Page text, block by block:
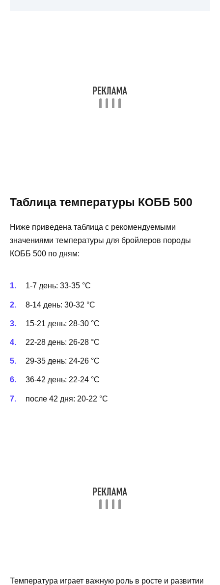
Таблица температуры КОББ 500
Ниже приведена таблица с рекомендуемыми
значениями температуры для бройлеров породы
КОББ 500 по дням:
1-7 день: 33-35 °C
8-14 день: 30-32 °C
15-21 день: 28-30 °C
22-28 день: 26-28 °C
29-35 день: 24-26 °C
36-42 день: 22-24 °C
после 42 дня: 20-22 °C
Температура играет важную роль в росте и развитии